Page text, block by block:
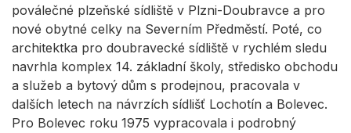
poválečné plzeňské sídliště v Plzni-Doubravce a pro
nové obytné celky na Severním Předměstí. Poté, co
architektka pro doubravecké sídliště v rychlém sledu
navrhla komplex 14. základní školy, středisko obchodu
a služeb a bytový dům s prodejnou, pracovala v
dalších letech na návrzích sídlišť Lochotín a Bolevec.
Pro Bolevec roku 1975 vypracovala i podrobný